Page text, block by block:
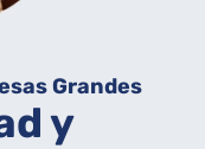
Grandes
y